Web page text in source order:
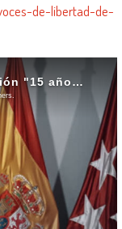
de-libertad-de-